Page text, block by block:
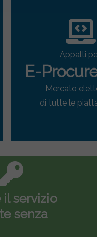
Appalti
E-
Mercato
di tutte le
il servizio
senza